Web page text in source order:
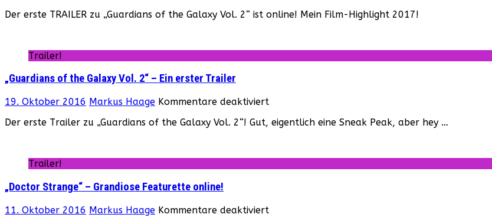
of
Vol.
2“
ist
da!
Der erste TRAILER zu „Guardians of the Galaxy Vol. 2“ ist online! Mein Film-Highlight 2017!
Trailer!
„Guardians of the Galaxy Vol. 2“ – Ein erster Trailer
19. Oktober 2016 Markus Haage Kommentare deaktiviertfür
of
Vol.
2“
Trailer
Der erste Trailer zu „Guardians of the Galaxy Vol. 2“! Gut, eigentlich eine Sneak Peak, aber hey …
Trailer!
„Doctor Strange“ – Grandiose Featurette online!
11. Oktober 2016 Markus Haage Kommentare deaktiviert